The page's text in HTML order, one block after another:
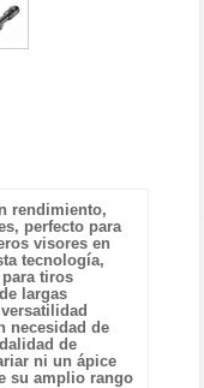
rendimiento,
perfecto para
visores en
tecnología,
tiros
largas
necesidad de
de
ni un ápice
su amplio rango